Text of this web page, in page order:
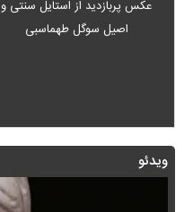
عکس پربازدید از استایل سنتی و
اصیل سوگل طهماسبی
ویدئو